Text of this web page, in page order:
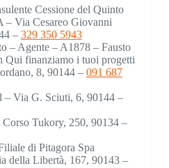
Cessione del Quinto
– Via Cesareo Giovanni
– 329 350 5943
– Agente – A1878 – Fausto
Qui finanziamo i tuoi progetti
8, 90144 – 091 687
– Via G. Sciuti, 6, 90144 –
Corso Tukory, 250, 90134 –
di Pitagora Spa
della Libertà, 167, 90143 –